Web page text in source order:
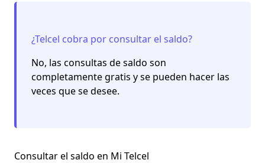
¿Telcel cobra por consultar el saldo?
No, las consultas de saldo son
completamente gratis y se pueden hacer las
veces que se desee.
Consultar el saldo en Mi Telcel